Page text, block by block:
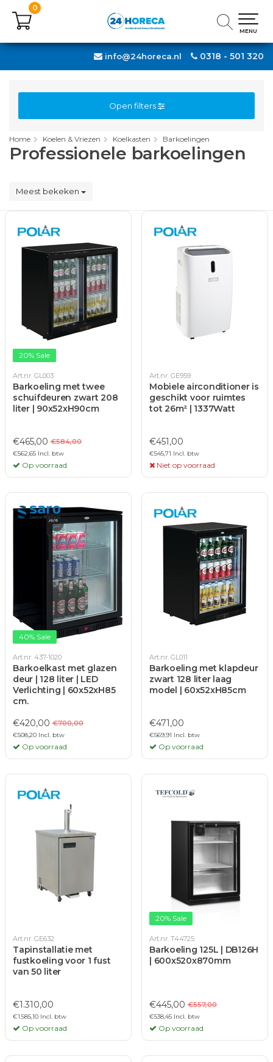
0318 - 501 320
info@24horeca.nl
0
MENU
0
MENU
Open filters
Home Koelen & Vriezen Koelkasten Barkoelingen
Professionele barkoelingen
Meest bekeken
20% Sale
Art.nr. GL003
Barkoeling met twee
schuifdeuren zwart 208
liter | 90x52xH90cm
€465,00 €584,00
€562,65 Incl. btw
Op voorraad
Art.nr. GE959
Mobiele airconditioner is
geschikt voor ruimtes
tot 26m² | 1337Watt
€451,00
€545,71 Incl. btw
Niet op voorraad
40% Sale
Art.nr. 437-1020
Barkoelkast met glazen
deur | 128 liter | LED
Verlichting | 60x52xH85
cm.
€420,00 €700,00
€508,20 Incl. btw
Op voorraad
Art.nr. GL011
Barkoeling met klapdeur
zwart 128 liter laag
model | 60x52xH85cm
€471,00
€569,91 Incl. btw
Op voorraad
Art.nr. GE632
Tapinstallatie met
fustkoeling voor 1 fust
van 50 liter
€1.310,00
€1.585,10 Incl. btw
Op voorraad
20% Sale
Art.nr. T44725
Barkoeling 125L | DB126H
| 600x520x870mm
€445,00 €557,00
€538,45 Incl. btw
Op voorraad